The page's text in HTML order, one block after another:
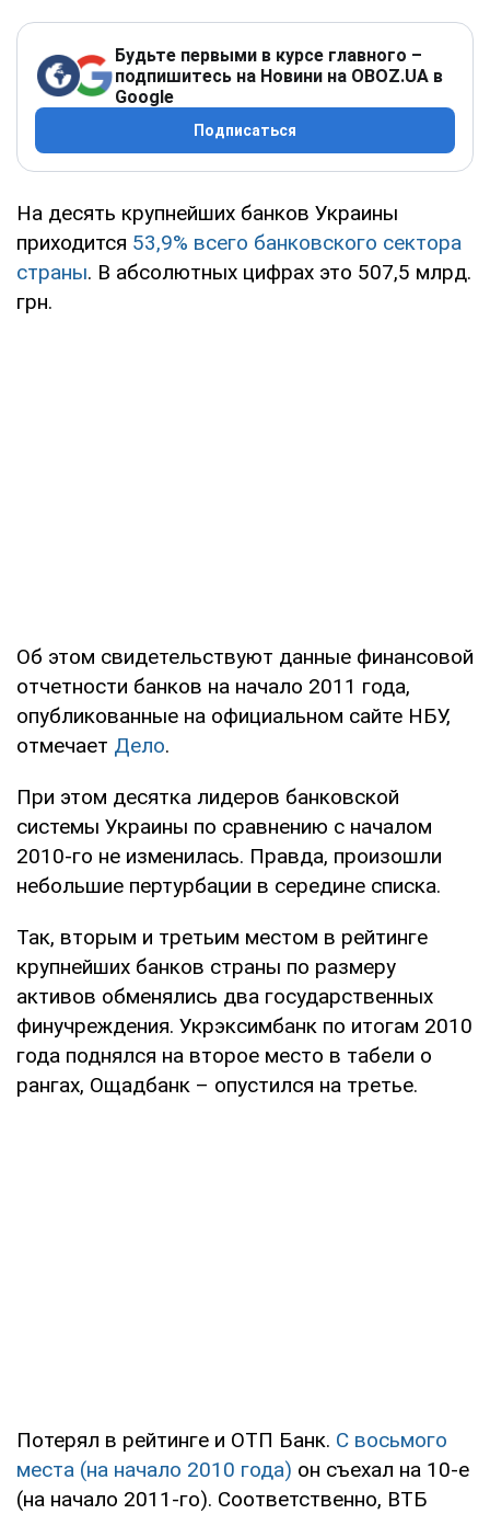
Будьте первыми в курсе главного –
подпишитесь на Новини на OBOZ.UA в
Google
Подписаться
На десять крупнейших банков Украины
приходится 53,9% всего банковского сектора
страны. В абсолютных цифрах это 507,5 млрд.
грн.
Об этом свидетельствуют данные финансовой
отчетности банков на начало 2011 года,
опубликованные на официальном сайте НБУ,
отмечает Дело.
При этом десятка лидеров банковской
системы Украины по сравнению с началом
2010-го не изменилась. Правда, произошли
небольшие пертурбации в середине списка.
Так, вторым и третьим местом в рейтинге
крупнейших банков страны по размеру
активов обменялись два государственных
финучреждения. Укрэксимбанк по итогам 2010
года поднялся на второе место в табели о
рангах, Ощадбанк – опустился на третье.
Потерял в рейтинге и ОТП Банк. С восьмого
места (на начало 2010 года) он съехал на 10-е
(на начало 2011-го). Соответственно, ВТБ